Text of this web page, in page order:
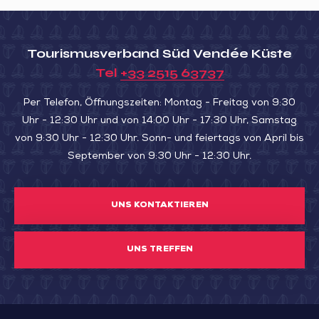
DIXMERIE“
d’amour
Tourismusverband Süd Vendée Küste
Tel +33 2515 63737
Per Telefon, Öffnungszeiten: Montag - Freitag von 9:30
Uhr - 12:30 Uhr und von 14:00 Uhr - 17:30 Uhr, Samstag
von 9:30 Uhr - 12:30 Uhr. Sonn- und feiertags von April bis
September von 9:30 Uhr - 12:30 Uhr.
UNS KONTAKTIEREN
UNS TREFFEN